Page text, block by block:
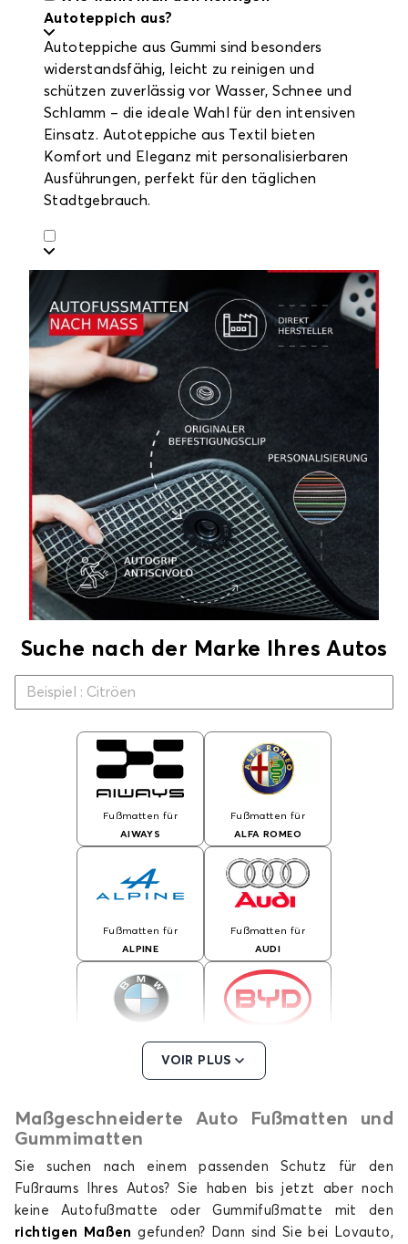
Autoteppich aus?
Autoteppiche aus Gummi sind besonders
widerstandsfähig, leicht zu reinigen und
schützen zuverlässig vor Wasser, Schnee und
Schlamm – die ideale Wahl für den intensiven
Einsatz. Autoteppiche aus Textil bieten
Komfort und Eleganz mit personalisierbaren
Ausführungen, perfekt für den täglichen
Stadtgebrauch.
Suche nach der Marke Ihres Autos
Fußmatten für
AIWAYS
Fußmatten für
ALFA ROMEO
Fußmatten für
ALPINE
Fußmatten für
AUDI
Fußmatten für
Fußmatten für
Fußmatten für
Fußmatten für
VOIR PLUS
Maßgeschneiderte Auto Fußmatten und
Gummimatten
Sie suchen nach einem passenden Schutz für den
Fußraums Ihres Autos? Sie haben bis jetzt aber noch
keine Autofußmatte oder Gummifußmatte mit den
richtigen Maßen gefunden? Dann sind Sie bei Lovauto,